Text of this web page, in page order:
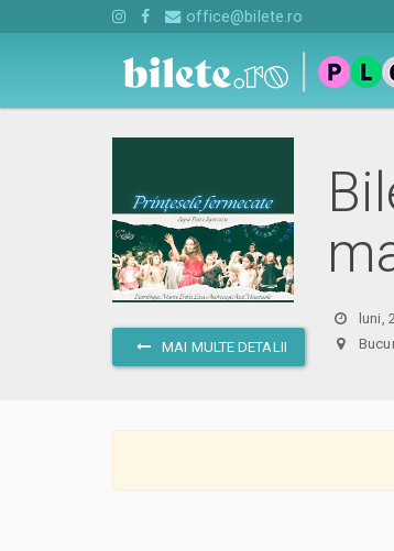
office@bilete.ro
MAI MULTE DETALII
luni,